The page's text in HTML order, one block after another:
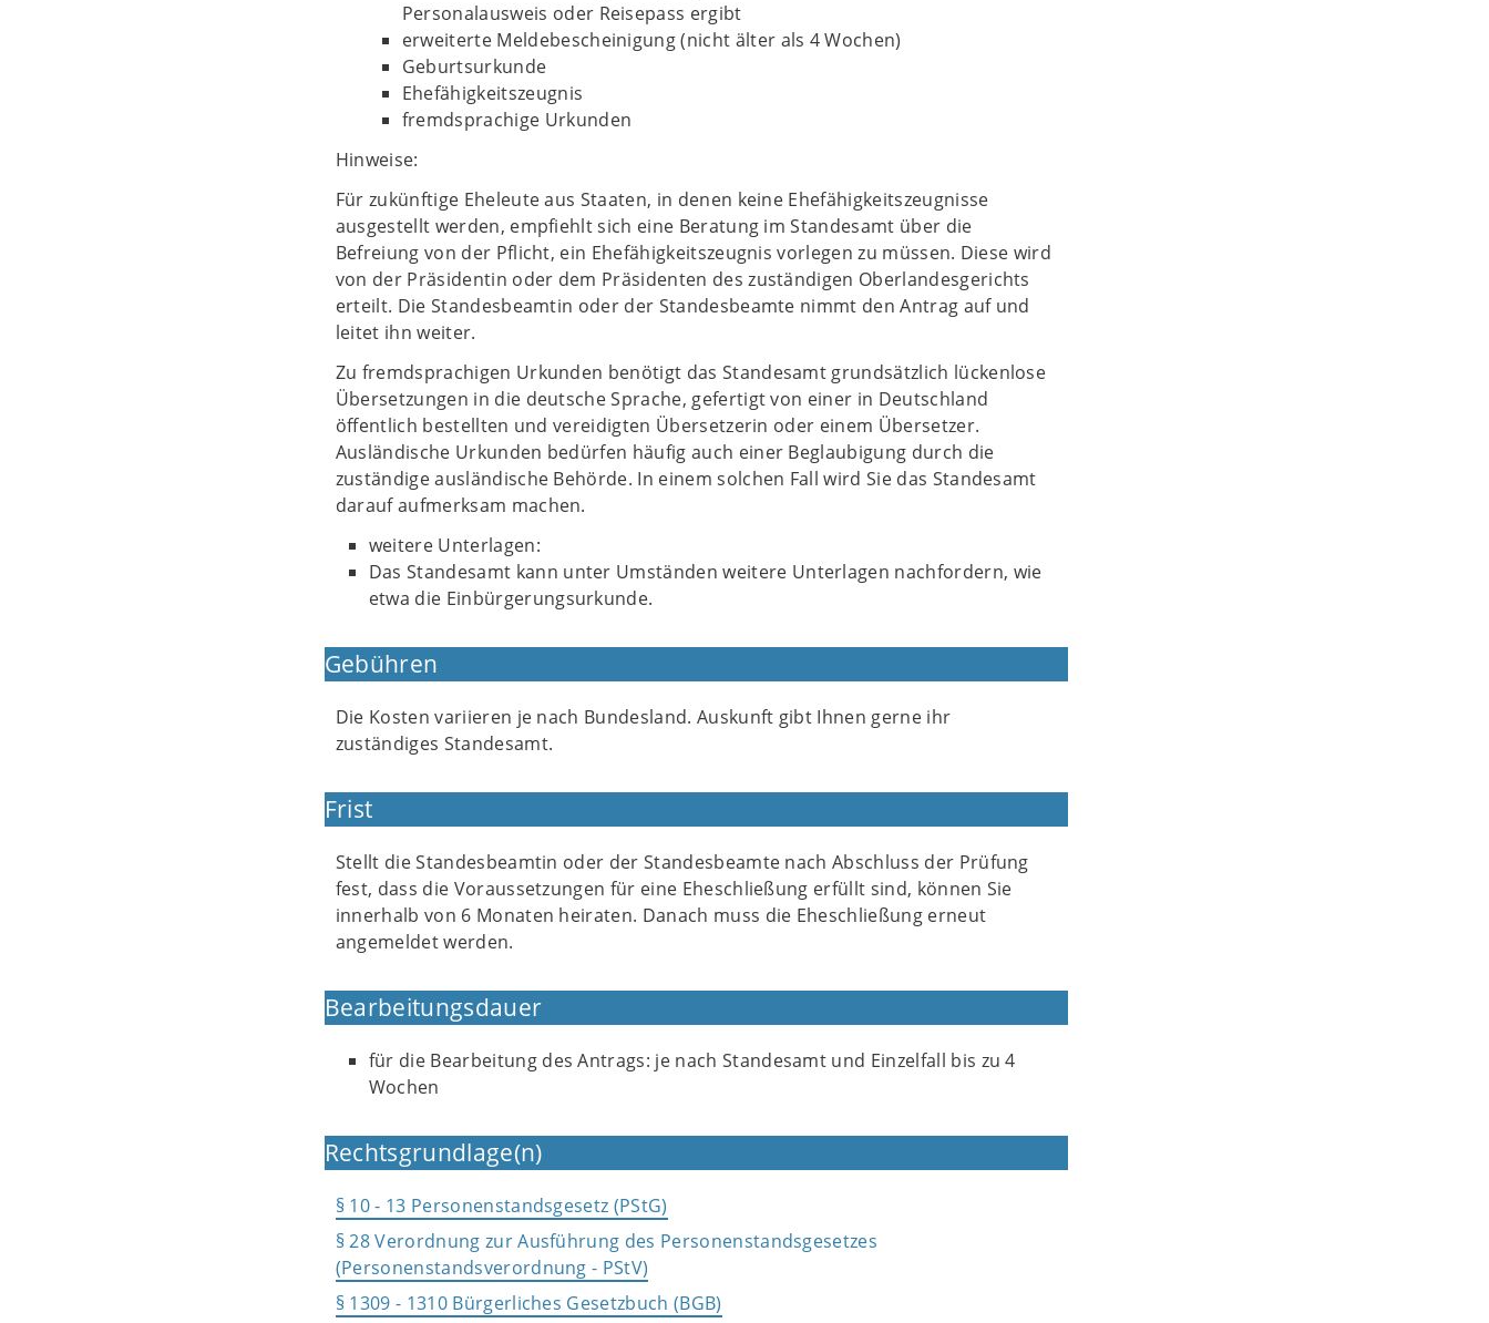
Personalausweis oder Reisepass ergibt
erweiterte Meldebescheinigung (nicht älter als 4 Wochen)
Geburtsurkunde
Ehefähigkeitszeugnis
fremdsprachige Urkunden
Hinweise:
Für zukünftige Eheleute aus Staaten, in denen keine Ehefähigkeitszeugnisse
ausgestellt werden, empfiehlt sich eine Beratung im Standesamt über die
Befreiung von der Pflicht, ein Ehefähigkeitszeugnis vorlegen zu müssen. Diese wird
von der Präsidentin oder dem Präsidenten des zuständigen Oberlandesgerichts
erteilt. Die Standesbeamtin oder der Standesbeamte nimmt den Antrag auf und
leitet ihn weiter.
Zu fremdsprachigen Urkunden benötigt das Standesamt grundsätzlich lückenlose
Übersetzungen in die deutsche Sprache, gefertigt von einer in Deutschland
öffentlich bestellten und vereidigten Übersetzerin oder einem Übersetzer.
Ausländische Urkunden bedürfen häufig auch einer Beglaubigung durch die
zuständige ausländische Behörde. In einem solchen Fall wird Sie das Standesamt
darauf aufmerksam machen.
weitere Unterlagen:
Das Standesamt kann unter Umständen weitere Unterlagen nachfordern, wie
etwa die Einbürgerungsurkunde.
Gebühren
Die Kosten variieren je nach Bundesland. Auskunft gibt Ihnen gerne ihr
zuständiges Standesamt.
Frist
Stellt die Standesbeamtin oder der Standesbeamte nach Abschluss der Prüfung
fest, dass die Voraussetzungen für eine Eheschließung erfüllt sind, können Sie
innerhalb von 6 Monaten heiraten. Danach muss die Eheschließung erneut
angemeldet werden.
Bearbeitungsdauer
für die Bearbeitung des Antrags: je nach Standesamt und Einzelfall bis zu 4
Wochen
Rechtsgrundlage(n)
§ 10 - 13 Personenstandsgesetz (PStG)
§ 28 Verordnung zur Ausführung des Personenstandsgesetzes
(Personenstandsverordnung - PStV)
§ 1309 - 1310 Bürgerliches Gesetzbuch (BGB)